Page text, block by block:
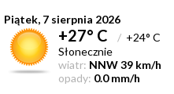
Piątek, 7 sierpnia 2026
+27° C / +24° C
Słonecznie
wiatr: NNW 39 km/h
opady: 0.0 mm/h